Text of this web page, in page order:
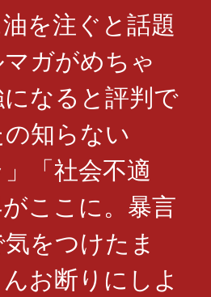
油を注ぐと話題
ガがめちゃ
なると評判で
知らない
」「社会不適
ここに。暴言
をつけたま
お断りにしよ